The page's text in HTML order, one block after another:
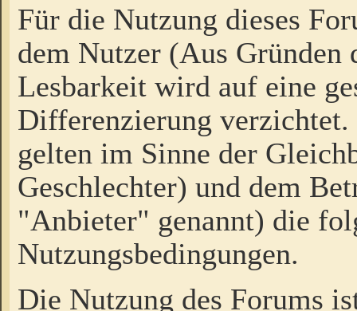
Für die Nutzung dieses
dem Nutzer (Aus Gründen
Lesbarkeit wird auf eine
Differenzierung
gelten im Sinne der
Geschlechter) und dem
"Anbieter" genannt) die
Nutzungsbedingungen.
Die Nutzung des Forums